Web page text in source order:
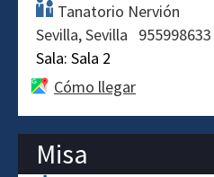
Tanatorio Nervión
Sevilla Sevilla
955998633
Sala: Sala 2
Cómo llegar
Misa